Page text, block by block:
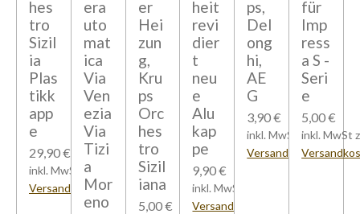
hes
tro
Sizil
ia
Plas
tikk
app
e
29,90 €
inkl. MwSt zzgl.
Versandkosten
era
uto
mat
ica
Via
Ven
ezia
Via
Tizi
a
Mor
eno
er
Hei
zun
g,
Kru
ps
Orc
hes
tro
Sizil
iana
5,00 €
heit
revi
dier
t
neu
e
Alu
kap
pe
9,90 €
inkl. MwSt zzgl.
Versandkosten
ps,
Del
ong
hi,
AE
G
3,90 €
inkl. MwSt zzgl.
Versandkosten
für
Imp
ress
a S -
Seri
e
5,00 €
inkl. MwSt